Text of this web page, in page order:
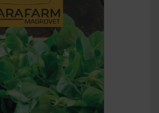
RÉSZLETEK